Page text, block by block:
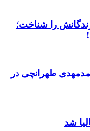
را شناخت؛
طهرانچی در
شد